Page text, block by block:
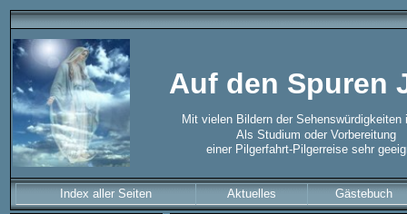
Auf den Spuren
Mit vielen Bildern der Sehenswürdigkeiten
Als Studium oder Vorbereitung
einer Pilgerfahrt-Pilgerreise sehr
Index aller Seiten Aktuelles Gästebuch